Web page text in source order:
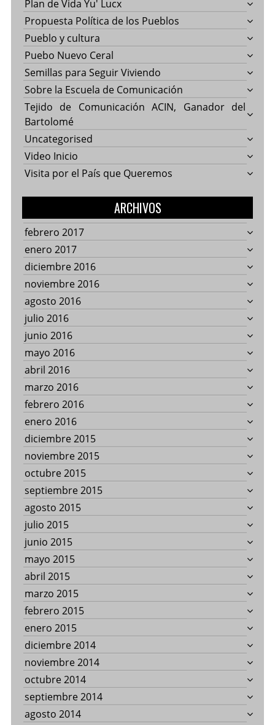
Plan de Vida Yu' Lucx
Propuesta Política de los Pueblos
Pueblo y cultura
Puebo Nuevo Ceral
Semillas para Seguir Viviendo
Sobre la Escuela de Comunicación
Tejido de Comunicación ACIN, Ganador del
Bartolomé
Uncategorised
Video Inicio
Visita por el País que Queremos
ARCHIVOS
febrero 2017
enero 2017
diciembre 2016
noviembre 2016
agosto 2016
julio 2016
junio 2016
mayo 2016
abril 2016
marzo 2016
febrero 2016
enero 2016
diciembre 2015
noviembre 2015
octubre 2015
septiembre 2015
agosto 2015
julio 2015
junio 2015
mayo 2015
abril 2015
marzo 2015
febrero 2015
enero 2015
diciembre 2014
noviembre 2014
octubre 2014
septiembre 2014
agosto 2014